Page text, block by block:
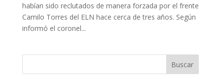
habían sido reclutados de manera forzada por el frente
Camilo Torres del ELN hace cerca de tres años. Según
informó el coronel...
Buscar